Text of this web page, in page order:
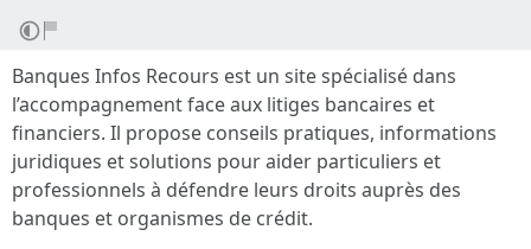
Banques Infos Recours est un site spécialisé dans
l’accompagnement face aux litiges bancaires et
financiers. Il propose conseils pratiques, informations
juridiques et solutions pour aider particuliers et
professionnels à défendre leurs droits auprès des
banques et organismes de crédit.